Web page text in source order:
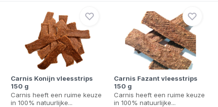
Carnis Konijn vleesstrips
150 g
Carnis heeft een ruime keuze
in 100% natuurlijke...
Carnis Fazant vleesstrips
150 g
Carnis heeft een ruime keuze
in 100% natuurlijke...